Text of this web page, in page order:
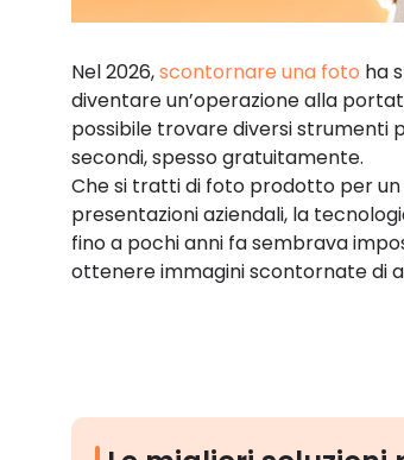
Nel 2026,scontornare una foto ha
diventare un’operazione alla
possibile trovare diversi strumenti
secondi, spesso gratuitamente.
Che si tratti di foto prodotto per
presentazioni aziendali, la
fino a pochi anni fa sembrava
ottenere immagini scontornate di